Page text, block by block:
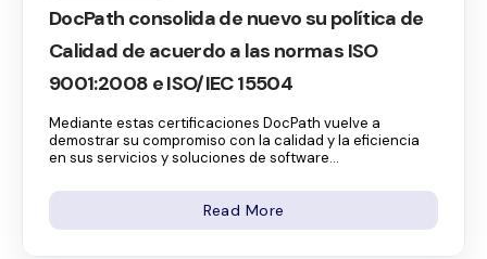
DocPath consolida de nuevo su política de
Calidad de acuerdo a las normas ISO
9001:2008 e ISO/IEC 15504
Mediante estas certificaciones DocPath vuelve a
demostrar su compromiso con la calidad y la eficiencia
en sus servicios y soluciones de software...
Read More